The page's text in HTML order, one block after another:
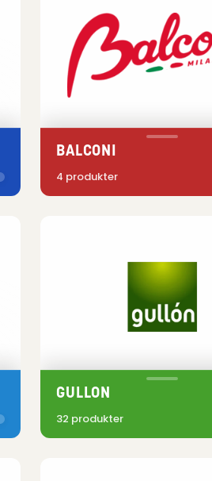
BALCONI
4 produkter
GULLON
32 produkter